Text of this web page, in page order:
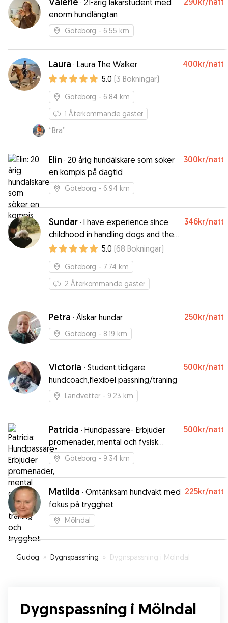
· 21-årig läkarstudent med
enorm hundlängtan
Göteborg - 6.55 km
Laura · Laura The Walker 400kr/natt
5.0 (3 Bokningar)
Göteborg - 6.84 km
1 Återkommande gäster
“Bra”
Elin · 20 årig hundälskare som söker
en kompis på dagtid
300kr/natt
Göteborg - 6.94 km
Sundar · I have experience since
childhood in handling dogs and their
temperaments.
346kr/natt
5.0 (68 Bokningar)
Göteborg - 7.74 km
2 Återkommande gäster
Petra · Älskar hundar 250kr/natt
Göteborg - 8.19 km
Victoria · Student,tidigare
hundcoach,flexibel passning/träning
500kr/natt
Landvetter - 9.23 km
Patricia · Hundpassare- Erbjuder
promenader, mental och fysisk
träning och trygghet.
500kr/natt
Göteborg - 9.34 km
Matilda · Omtänksam hundvakt med
fokus på trygghet
225kr/natt
Mölndal
Gudog » Dygnspassning » Dygnspassning i Mölndal
Dygnspassning i Mölndal